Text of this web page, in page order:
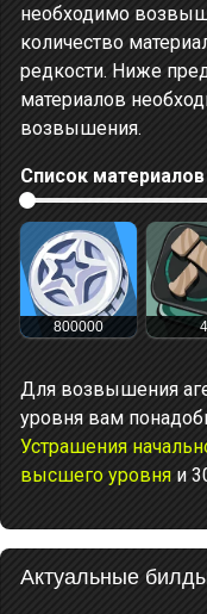
необходимо
количество
редкости. Ниже
материалов
возвышения.
Список материалов
800000 4
Для возвышения
уровня вам
Устрашения
высшего уровня и
Актуальные